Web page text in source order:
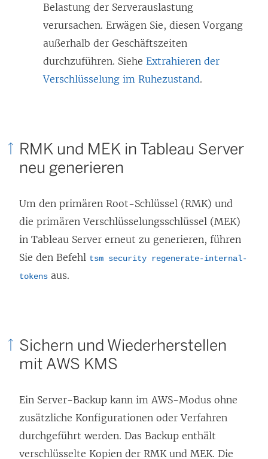
f
Belastung der Serverauslastung
verursachen. Erwägen Sie, diesen Vorgang
außerhalb der Geschäftszeiten
durchzuführen. Siehe Extrahieren der
Verschlüsselung im Ruhezustand.
RMK und MEK in Tableau Server
neu generieren
Um den primären Root-Schlüssel (RMK) und
die primären Verschlüsselungsschlüssel (MEK)
in Tableau Server erneut zu generieren, führen
Sie den Befehl tsm security regenerate-internal-
tokens aus.
Sichern und Wiederherstellen
mit AWS KMS
Ein Server-Backup kann im AWS-Modus ohne
zusätzliche Konfigurationen oder Verfahren
durchgeführt werden. Das Backup enthält
verschlüsselte Kopien der RMK und MEK. Die